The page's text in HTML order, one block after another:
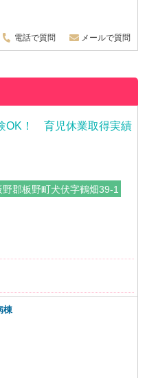
電話で質問 メールで質問
OK！ 育児休業取得実績
野郡板野町犬伏字鶴畑39-1
棟